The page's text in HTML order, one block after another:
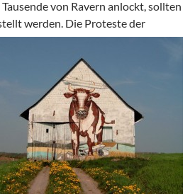
von Ravern anlockt, sollten
werden. Die Proteste der